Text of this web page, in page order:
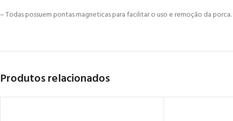
– Todas possuem pontas magneticas para facilitar o uso e remoção da porca.
Produtos relacionados